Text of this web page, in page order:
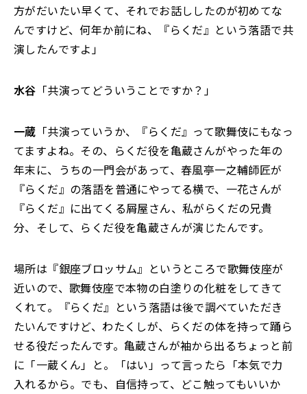
方がだいたい早くて、それでお話ししたのが初めてな
んですけど、何年か前にね、『らくだ』という落語で共
演したんですよ」
水谷 「共演ってどういうことですか？」
一蔵 「共演っていうか、『らくだ』って歌舞伎にもなっ
てますよね。その、らくだ役を亀蔵さんがやった年の
年末に、うちの一門会があって、春風亭一之輔師匠が
『らくだ』の落語を普通にやってる横で、一花さんが
『らくだ』に出てくる屑屋さん、私がらくだの兄貴
分、そして、らくだ役を亀蔵さんが演じたんです。
場所は『銀座ブロッサム』というところで歌舞伎座が
近いので、歌舞伎座で本物の白塗りの化粧をしてきて
くれて。『らくだ』という落語は後で調べていただき
たいんですけど、わたくしが、らくだの体を持って踊ら
せる役だったんです。亀蔵さんが袖から出るちょっと前
に「一蔵くん」と。「はい」って言ったら「本気で力
入れるから。でも、自信持って、どこ触ってもいいか